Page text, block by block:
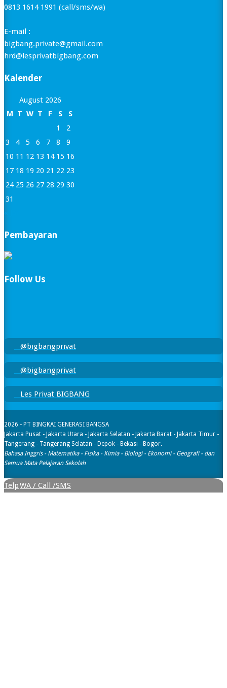
0813 1614 1991 (call/sms/wa)
E-mail :
bigbang.private@gmail.com
hrd@lesprivatbigbang.com
Kalender
August 2026
M T W T F S
S
1
2
3
4 5 6 7 8
9
10 11 12 13 14 15 16
17 18 19 20 21 22 23
24 25 26 27 28 29 30
31
« Jan
Pembayaran
Follow Us
@bigbangprivat
@bigbangprivat
Les Privat BIGBANG
2026 - PT BINGKAI GENERASI BANGSA
Jakarta Pusat - Jakarta Utara - Jakarta Selatan - Jakarta Barat - Jakarta Timur -
Tangerang - Tangerang Selatan - Depok - Bekasi - Bogor.
Bahasa Inggris - Matematika - Fisika - Kimia - Biologi - Ekonomi - Geografi​ - dan
Semua Mata Pelajaran Sekolah
TelpWA / Call /SMS